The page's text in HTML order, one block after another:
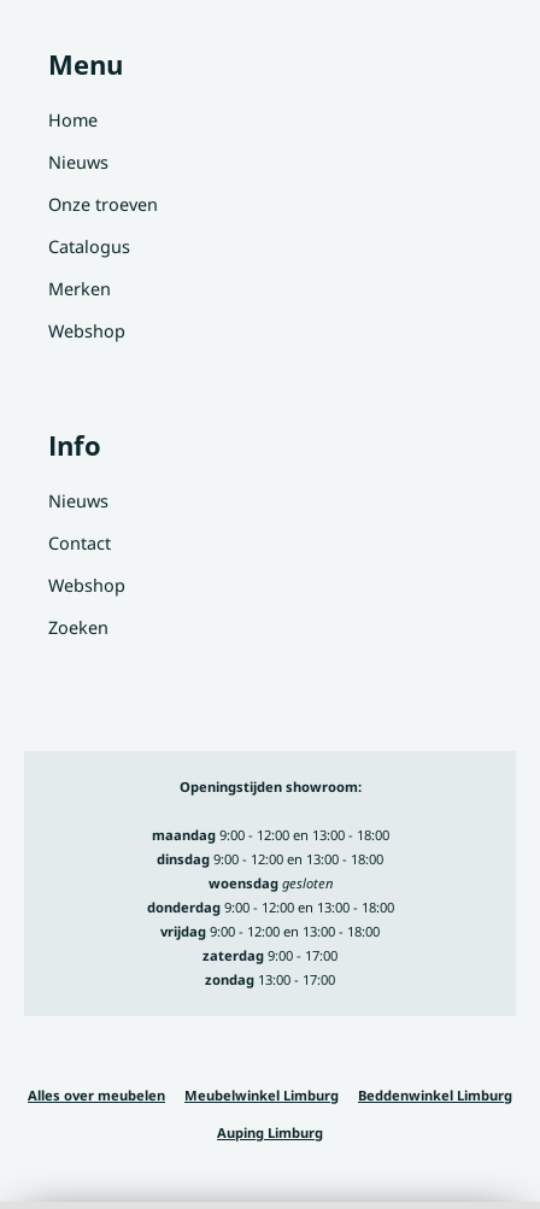
Menu
Home
Nieuws
Onze troeven
Catalogus
Merken
Webshop
Info
Nieuws
Contact
Webshop
Zoeken
Openingstijden showroom:
maandag9:00 - 12:00 en 13:00 - 18:00
dinsdag 9:00 - 12:00 en 13:00 - 18:00
woensdaggesloten
donderdag9:00 - 12:00 en 13:00 - 18:00
vrijdag 9:00 - 12:00 en 13:00 - 18:00
zaterdag 9:00 - 17:00
zondag 13:00 - 17:00
Alles over meubelen Meubelwinkel Limburg Beddenwinkel Limburg
Auping Limburg